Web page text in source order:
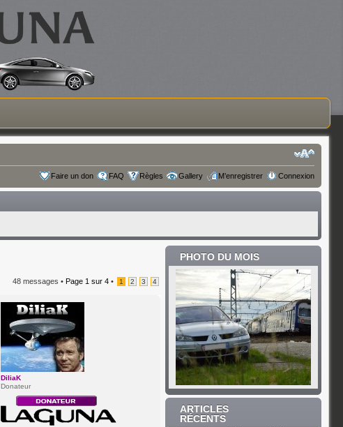
Faire un don FAQ Règles Gallery M’enregistrer Connexion
48 messages •Page 1 sur4 • 1 2 3 4
DiliaK
Donateur
PHOTO DU MOIS
ARTICLES
RÉCENTS